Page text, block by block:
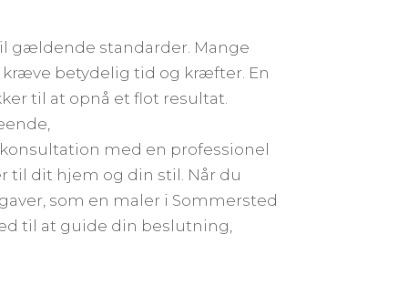
gældende standarder. Mange
betydelig tid og kræfter. En
til at opnå et flot resultat.
med en professionel
til dit hjem og din stil. Når du
som en maler i Sommersted
til at guide din beslutning,